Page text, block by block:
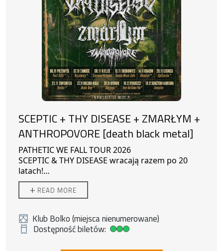
SCEPTIC + THY DISEASE + ZMARŁYM +
ANTHROPOVORE [death black metal]
PATHETIC WE FALL TOUR 2026
SCEPTIC & THY DISEASE wracają razem po 20
latach!
Gość Specjalny: ZMARŁYM
Support: ANTHROPOVORE
21/11/2026
ŚWIDNICA , Klub Bolko ŚOK – plac Grunwaldzki
+ READ MORE
Klub Bolko (miejsca nienumerowane)
Dostępność biletów:
Duża dostępność biletów